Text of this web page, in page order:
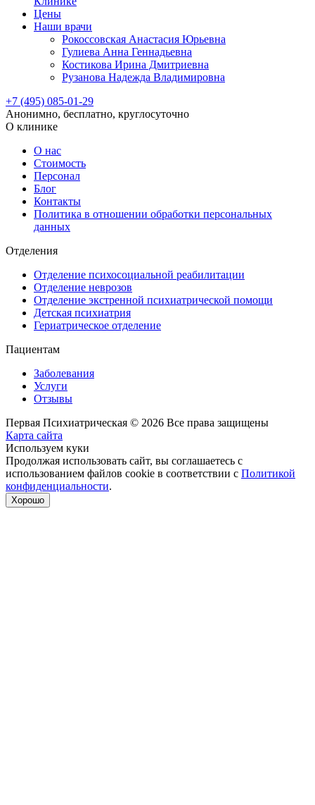
Цены
Наши врачи
Рокоссовская Анастасия Юрьевна
Гулиева Анна Геннадьевна
Костикова Ирина Дмитриевна
Рузанова Надежда Владимировна
+7 (495) 085-01-29
Анонимно, бесплатно, круглосуточно
О клинике
О нас
Стоимость
Персонал
Блог
Контакты
Политика в отношении обработки персональных
данных
Отделения
Отделение психосоциальной реабилитации
Отделение неврозов
Отделение экстренной психиатрической помощи
Детская психиатрия
Гериатрическое отделение
Пациентам
Заболевания
Услуги
Отзывы
Первая Психиатрическая © 2026 Все права защищены
Карта сайта
Используем куки
Продолжая использовать сайт, вы соглашаетесь с
использованием файлов cookie в соответствии с Политикой
конфиденциальности.
Хорошо